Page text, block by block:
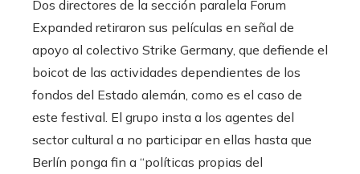
Dos directores de la sección paralela Forum
Expanded retiraron sus películas en señal de
apoyo al colectivo Strike Germany, que defiende el
boicot de las actividades dependientes de los
fondos del Estado alemán, como es el caso de
este festival. El grupo insta a los agentes del
sector cultural a no participar en ellas hasta que
Berlín ponga fin a “políticas propias del